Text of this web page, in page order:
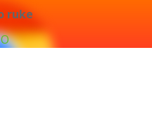
ruke